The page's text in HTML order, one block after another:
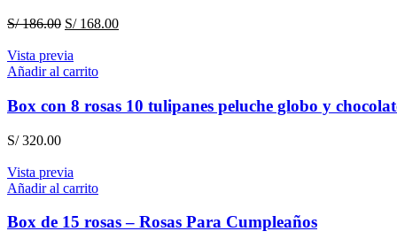
S/186.00 El
original
era:
S/168.00El
Vista previa
Añadir al carrito
Box con 8 rosas 10 tulipanes peluche globo y
S/320.00
Vista previa
Añadir al carrito
Box de 15 rosas – Rosas Para Cumpleaños